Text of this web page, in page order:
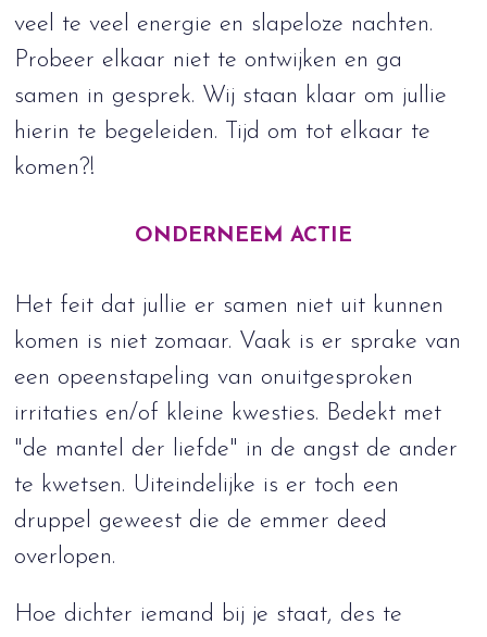
veel te veel energie en slapeloze nachten.
Probeer elkaar niet te ontwijken en ga
samen in gesprek. Wij staan klaar om jullie
hierin te begeleiden. Tijd om tot elkaar te
komen?!
ONDERNEEM ACTIE
Het feit dat jullie er samen niet uit kunnen
komen is niet zomaar. Vaak is er sprake van
een opeenstapeling van onuitgesproken
irritaties en/of kleine kwesties. Bedekt met
"de mantel der liefde" in de angst de ander
te kwetsen. Uiteindelijke is er toch een
druppel geweest die de emmer deed
overlopen.
Hoe dichter iemand bij je staat, des te